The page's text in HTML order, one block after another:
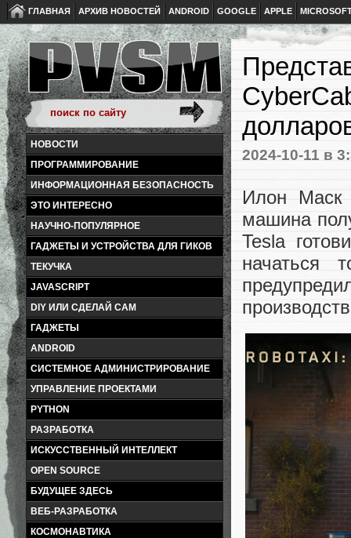
ГЛАВНАЯ АРХИВ НОВОСТЕЙ ANDROID GOOGLE APPLE
НОВОСТИ
ПРОГРАММИРОВАНИЕ
ИНФОРМАЦИОННАЯ БЕЗОПАСНОСТЬ
ЭТО ИНТЕРЕСНО
НАУЧНО-ПОПУЛЯРНОЕ
ГАДЖЕТЫ И УСТРОЙСТВА ДЛЯ ГИКОВ
ТЕКУЧКА
JAVASCRIPT
DIY ИЛИ СДЕЛАЙ САМ
ГАДЖЕТЫ
ANDROID
СИСТЕМНОЕ АДМИНИСТРИРОВАНИЕ
УПРАВЛЕНИЕ ПРОЕКТАМИ
PYTHON
РАЗРАБОТКА
ИСКУССТВЕННЫЙ ИНТЕЛЛЕКТ
OPEN SOURCE
БУДУЩЕЕ ЗДЕСЬ
ВЕБ-РАЗРАБОТКА
КОСМОНАВТИКА
2024-10-11 в
Илон Маск
машина
Tesla
начаться